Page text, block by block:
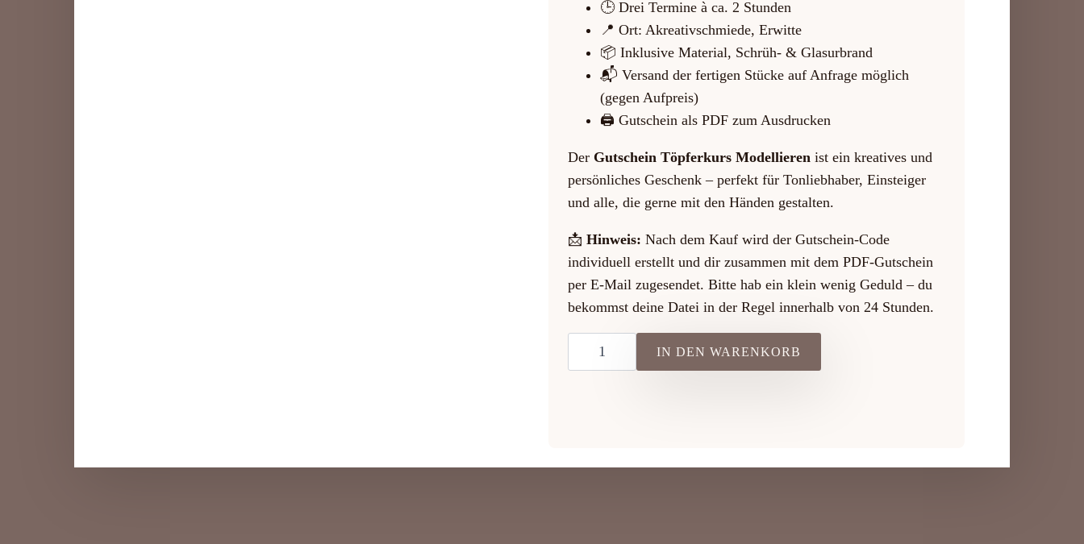
🕒 Drei Termine à ca. 2 Stunden
📍 Ort: Akreativschmiede, Erwitte
📦 Inklusive Material, Schrüh- & Glasurbrand
📬 Versand der fertigen Stücke auf Anfrage möglich
(gegen Aufpreis)
🖨️ Gutschein als PDF zum Ausdrucken
Der Gutschein Töpferkurs Modellieren ist ein kreatives und
persönliches Geschenk – perfekt für Tonliebhaber, Einsteiger
und alle, die gerne mit den Händen gestalten.
📩 Hinweis: Nach dem Kauf wird der Gutschein-Code
individuell erstellt und dir zusammen mit dem PDF-Gutschein
per E-Mail zugesendet. Bitte hab ein klein wenig Geduld – du
bekommst deine Datei in der Regel innerhalb von 24 Stunden.
Gutschein
Töpferkurs
–
IN DEN WARENKORB